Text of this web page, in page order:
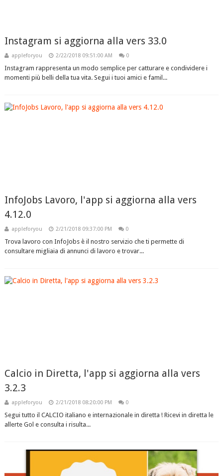
Instagram si aggiorna alla vers 33.0
appleforyou 2/22/2018 09:51:00 AM 0
Instagram rappresenta un modo semplice per catturare e condividere i
momenti più belli della tua vita. Segui i tuoi amici e famil...
InfoJobs Lavoro, l'app si aggiorna alla vers
4.12.0
appleforyou 2/21/2018 09:37:00 PM 0
Trova lavoro con InfoJobs è il nostro servizio che ti permette di
consultare migliaia di annunci di lavoro e trovar...
Calcio in Diretta, l'app si aggiorna alla vers
3.2.3
appleforyou 2/21/2018 08:20:00 PM 0
Segui tutto il CALCIO italiano e internazionale in diretta ! Ricevi in diretta le
allerte Gol e consulta i risulta...